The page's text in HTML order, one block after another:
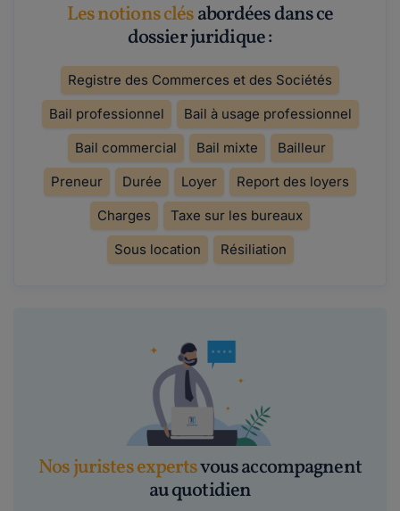
Les notions clésabordées dans ce
dossier juridique :
Registre des Commerces et des Sociétés
Bail professionnel
Bail à usage professionnel
Bail commercial
Bail mixte
Bailleur
Preneur
Durée Loyer
Report des loyers
Charges
Taxe sur les bureaux
Sous location
Résiliation
Nos juristes expertsvous accompagnent
au quotidien